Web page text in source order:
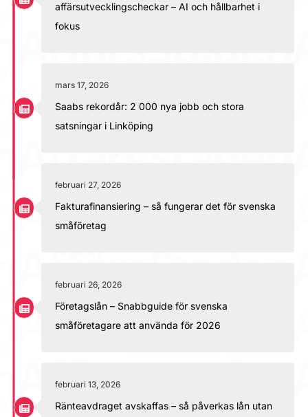
affärsutvecklingscheckar – AI och hållbarhet i
fokus
mars 17, 2026
Saabs rekordår: 2 000 nya jobb och stora
satsningar i Linköping
februari 27, 2026
Fakturafinansiering – så fungerar det för svenska
småföretag
februari 26, 2026
Företagslån – Snabbguide för svenska
småföretagare att använda för 2026
februari 13, 2026
Ränteavdraget avskaffas – så påverkas lån utan